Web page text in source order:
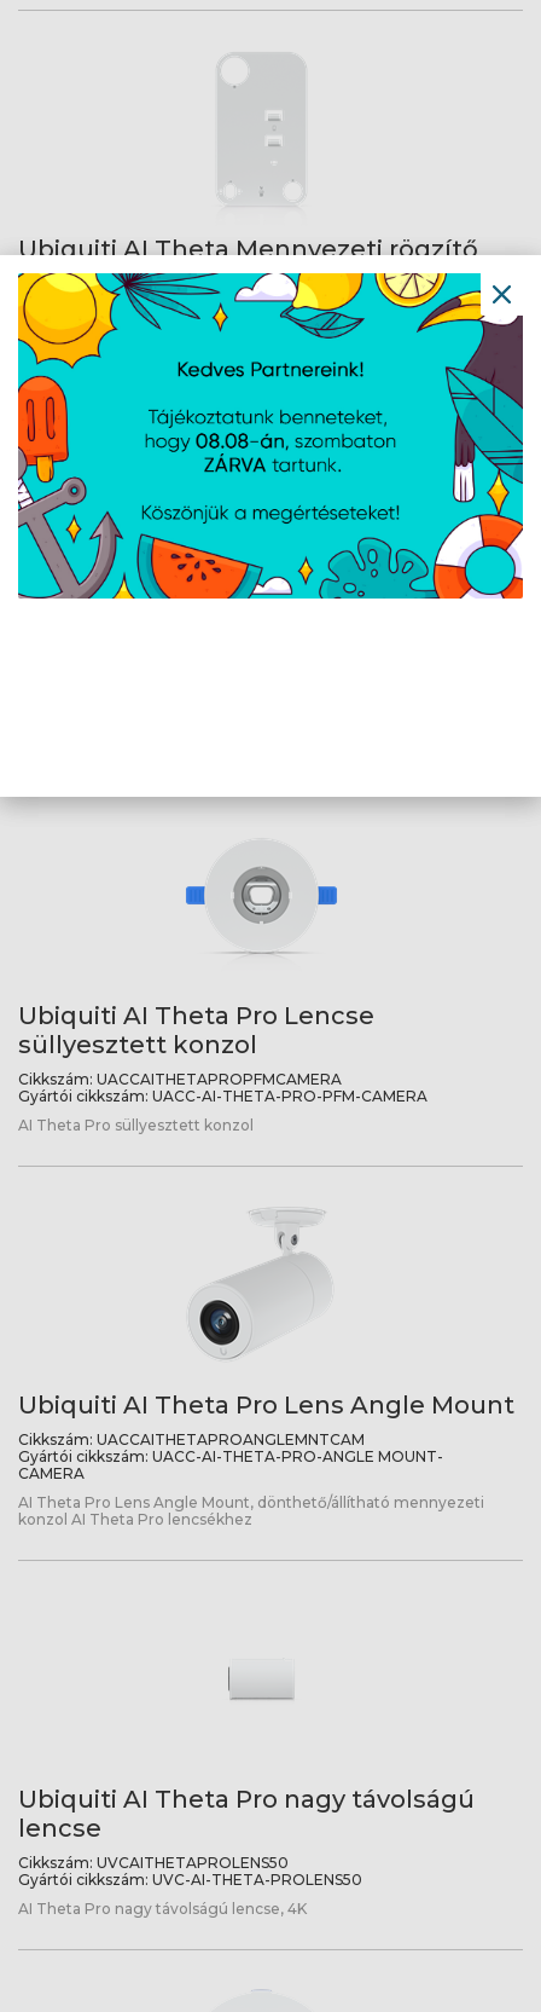
Ubiquiti AI Theta Mennyezeti rögzítő
készlet
Cikkszám: UACCAITHETACMS
Gyártói cikkszám: UACC-AI-THETA-CMS
AI Theta Mennyezeti rögzítő készlet, kompatibilis Hub/AI Theta
süllyesztett és állítható konzolokkal
Ubiquiti AI Theta Pro Lencse
süllyesztett konzol
Cikkszám: UACCAITHETAPROPFMCAMERA
Gyártói cikkszám: UACC-AI-THETA-PRO-PFM-CAMERA
AI Theta Pro süllyesztett konzol
Ubiquiti AI Theta Pro Lens Angle Mount
Cikkszám: UACCAITHETAPROANGLEMNTCAM
Gyártói cikkszám: UACC-AI-THETA-PRO-ANGLE MOUNT-
CAMERA
AI Theta Pro Lens Angle Mount, dönthető/állítható mennyezeti
konzol AI Theta Pro lencsékhez
Ubiquiti AI Theta Pro nagy távolságú
lencse
Cikkszám: UVCAITHETAPROLENS50
Gyártói cikkszám: UVC-AI-THETA-PROLENS50
AI Theta Pro nagy távolságú lencse, 4K